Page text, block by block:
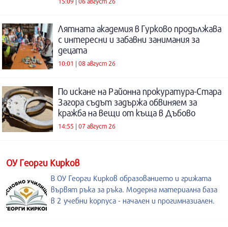
Лятната академия в Гурково продължава
с интересни и забавни занимания за
децата
10:01 | 08 август 26
По искане на Районна прокуратура-Стара
Загора съдът задържа обвиняем за
кражба на вещи от къща в Дъбово
14:55 | 07 август 26
ОУ Георги Кирков
В ОУ Георги Кирков образованието и грижата
вървят ръка за ръка. Модерна материална база
в 2 учебни корпуса - начален и прогимназиален.